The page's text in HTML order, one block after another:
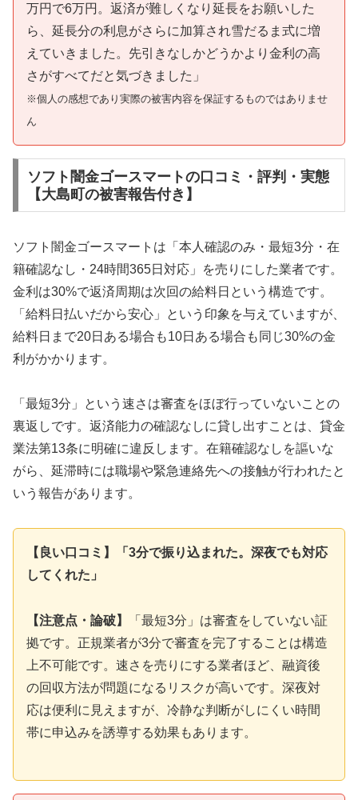
万円で6万円。返済が難しくなり延長をお願いした
ら、延長分の利息がさらに加算され雪だるま式に増
えていきました。先引きなしかどうかより金利の高
さがすべてだと気づきました」
※個人の感想であり実際の被害内容を保証するものではありませ
ん
ソフト闇金ゴースマートの口コミ・評判・実態
【大島町の被害報告付き】
ソフト闇金ゴースマートは「本人確認のみ・最短3分・在
籍確認なし・24時間365日対応」を売りにした業者です。
金利は30%で返済周期は次回の給料日という構造です。
「給料日払いだから安心」という印象を与えていますが、
給料日まで20日ある場合も10日ある場合も同じ30%の金
利がかかります。
「最短3分」という速さは審査をほぼ行っていないことの
裏返しです。返済能力の確認なしに貸し出すことは、貸金
業法第13条に明確に違反します。在籍確認なしを謳いな
がら、延滞時には職場や緊急連絡先への接触が行われたと
いう報告があります。
【良い口コミ】「3分で振り込まれた。深夜でも対応
してくれた」
【注意点・論破】
「最短3分」は審査をしていない証
拠です。正規業者が3分で審査を完了することは構造
上不可能です。速さを売りにする業者ほど、融資後
の回収方法が問題になるリスクが高いです。深夜対
応は便利に見えますが、冷静な判断がしにくい時間
帯に申込みを誘導する効果もあります。